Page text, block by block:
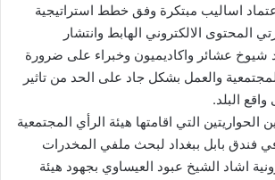
اساليب مبتكرة وفق خطط استراتيجية
المحتوى الالكتروني الهابط وانتشار
شيوخ عشائر واكاديميون وخبراء على ضرورة
والعمل بشكل جاد على الحد من تاثير
البلد.
التي اقامتها هيئة الرأي المجتمعية
فندق بابل ببغداد لبحث ملفي المخدرات
اشاد الشيخ عبود العيساوي بجهود هيئة